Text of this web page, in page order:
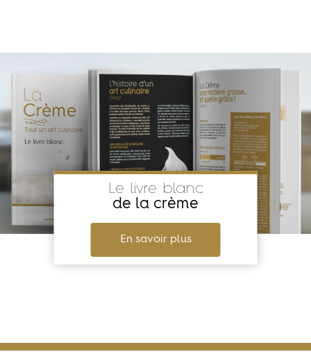
Le livre blanc
de la crème
En savoir plus